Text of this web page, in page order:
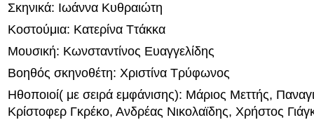
Σκηνικά: Ιωάννα Κυθραιώτη
Κοστούμια: Κατερίνα Ττάκκα
Moυσική: Κωνσταντίνος Ευαγγελίδης
Βοηθός σκηνοθέτη: Χριστίνα Τρύφωνος
Ηθοποιοί( με σειρά εμφάνισης): Μάριος Μεττής,
Κρίστοφερ Γκρέκο, Ανδρέας Νικολαϊδης, Χρήστος